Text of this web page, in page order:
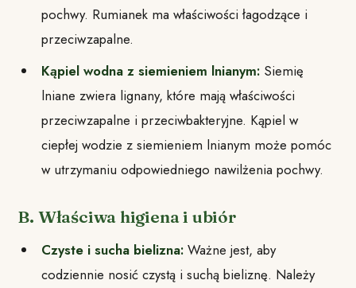
pochwy. Rumianek ma właściwości łagodzące i
przeciwzapalne.
Kąpiel wodna z siemieniem lnianym:Siemię
lniane zwiera lignany, które mają właściwości
przeciwzapalne i przeciwbakteryjne. Kąpiel w
ciepłej wodzie z siemieniem lnianym może pomóc
w utrzymaniu odpowiedniego nawilżenia pochwy.
B. Właściwa higiena i ubiór
Czyste i sucha bielizna:Ważne jest, aby
codziennie nosić czystą i suchą bieliznę. Należy